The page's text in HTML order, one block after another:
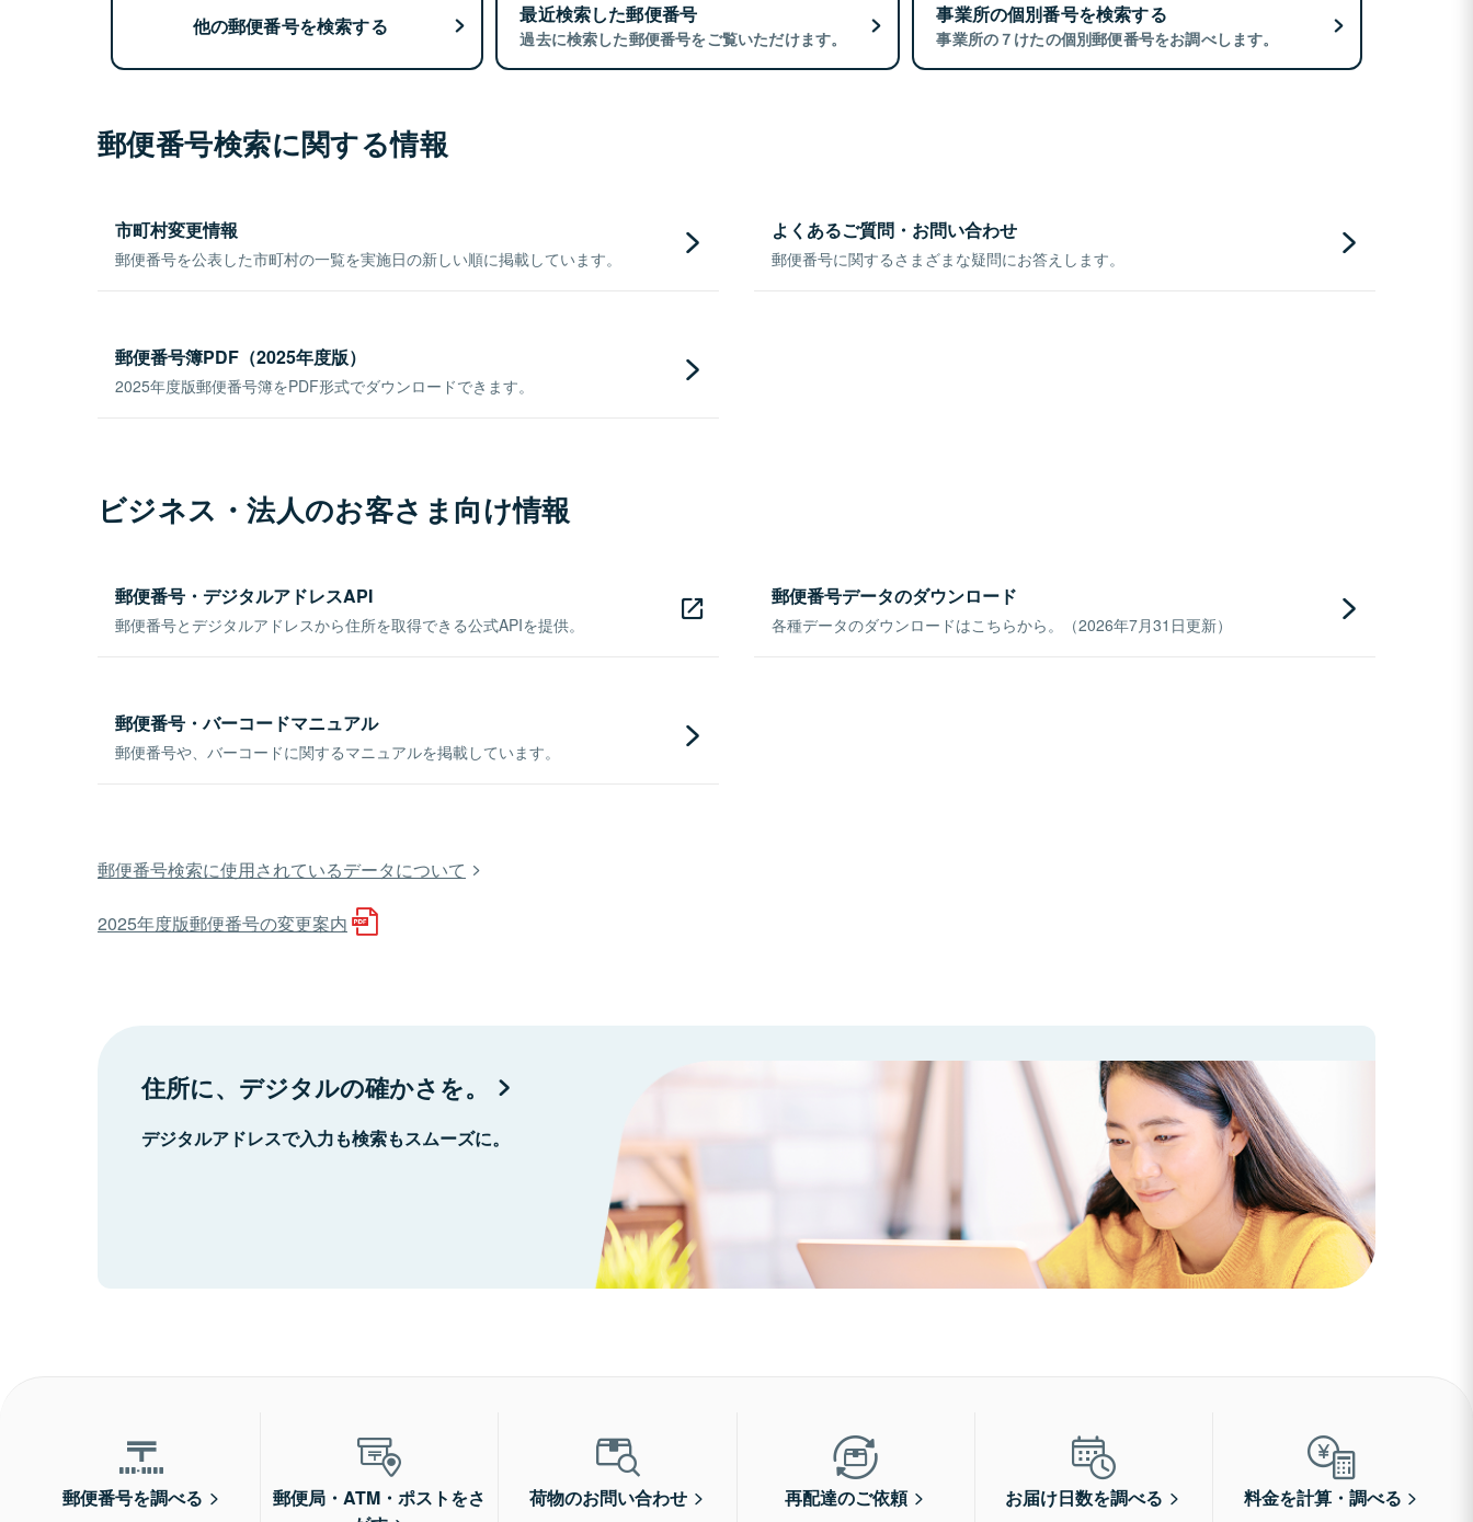
他の郵便番号を検索する 最近検索した郵便番号
過去に検索した郵便番号をご覧いただけます。
事業所の個別番号を検索する
事業所の７けたの個別郵便番号をお調べします。
郵便番号検索に関する情報
市町村変更情報
郵便番号を公表した市町村の一覧を実施日の新しい順に掲載しています。
よくあるご質問・お問い合わせ
郵便番号に関するさまざまな疑問にお答えします。
郵便番号簿PDF（2025年度版）
2025年度版郵便番号簿をPDF形式でダウンロードできます。
ビジネス・法人のお客さま向け情報
郵便番号・デジタルアドレスAPI
郵便番号とデジタルアドレスから住所を取得できる公式APIを提供。
郵便番号データのダウンロード
各種データのダウンロードはこちらから。（2026年7月31日更新）
郵便番号・バーコードマニュアル
郵便番号や、バーコードに関するマニュアルを掲載しています。
郵便番号検索に使用されているデータについて
2025年度版郵便番号の変更案内
住所に、デジタルの確かさを。
デジタルアドレスで入力も検索もスムーズに。
郵便番号を調べる
郵便局・ATM・ポストをさ
荷物のお問い合わせ 再配達のご依頼 お届け日数を調べる 料金を計算・調べる